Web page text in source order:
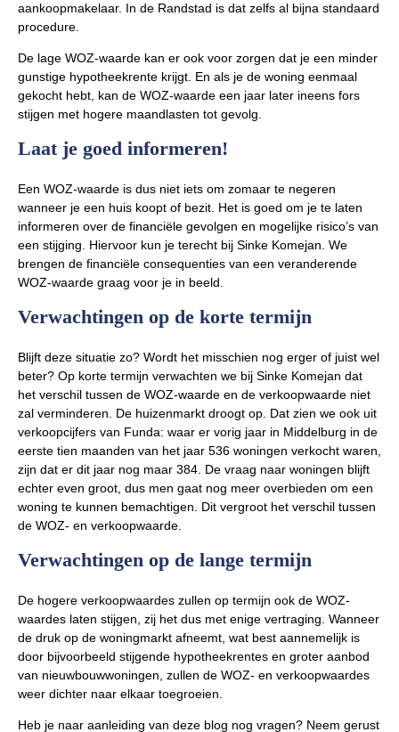
aankoopmakelaar. In de Randstad is dat zelfs al bijna standaard
procedure.
De lage WOZ-waarde kan er ook voor zorgen dat je een minder
gunstige hypotheekrente krijgt. En als je de woning eenmaal
gekocht hebt, kan de WOZ-waarde een jaar later ineens fors
stijgen met hogere maandlasten tot gevolg.
Laat je goed informeren!
Een WOZ-waarde is dus niet iets om zomaar te negeren
wanneer je een huis koopt of bezit. Het is goed om je te laten
informeren over de financiële gevolgen en mogelijke risico’s van
een stijging. Hiervoor kun je terecht bij Sinke Komejan. We
brengen de financiële consequenties van een veranderende
WOZ-waarde graag voor je in beeld.
Verwachtingen op de korte termijn
Blijft deze situatie zo? Wordt het misschien nog erger of juist wel
beter? Op korte termijn verwachten we bij Sinke Komejan dat
het verschil tussen de WOZ-waarde en de verkoopwaarde niet
zal verminderen. De huizenmarkt droogt op. Dat zien we ook uit
verkoopcijfers van Funda: waar er vorig jaar in Middelburg in de
eerste tien maanden van het jaar 536 woningen verkocht waren,
zijn dat er dit jaar nog maar 384. De vraag naar woningen blijft
echter even groot, dus men gaat nog meer overbieden om een
woning te kunnen bemachtigen. Dit vergroot het verschil tussen
de WOZ- en verkoopwaarde.
Verwachtingen op de lange termijn
De hogere verkoopwaardes zullen op termijn ook de WOZ-
waardes laten stijgen, zij het dus met enige vertraging. Wanneer
de druk op de woningmarkt afneemt, wat best aannemelijk is
door bijvoorbeeld stijgende hypotheekrentes en groter aanbod
van nieuwbouwwoningen, zullen de WOZ- en verkoopwaardes
weer dichter naar elkaar toegroeien.
Heb je naar aanleiding van deze blog nog vragen? Neem gerust